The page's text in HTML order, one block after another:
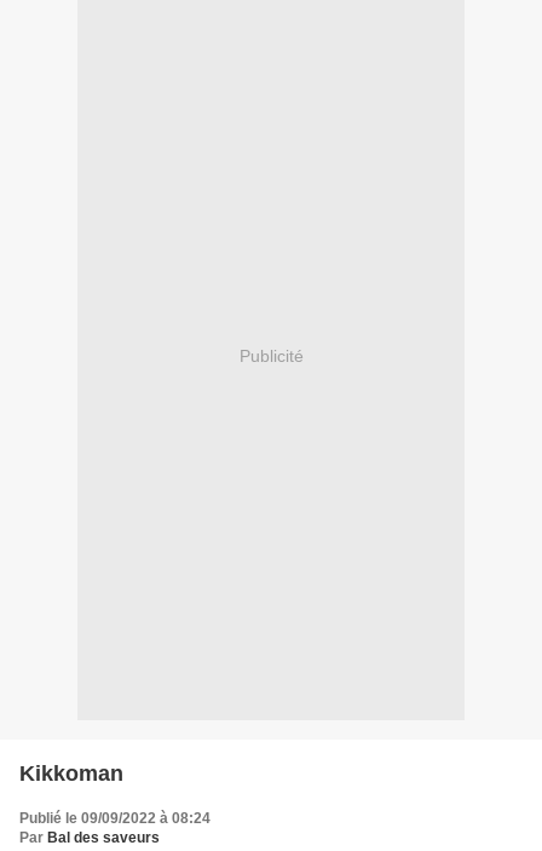
Publicité
Kikkoman
Publié le 09/09/2022 à 08:24
Par Bal des saveurs